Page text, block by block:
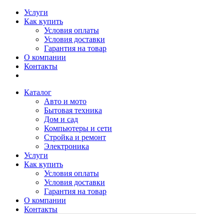
Услуги
Как купить
Условия оплаты
Условия доставки
Гарантия на товар
О компании
Контакты
Каталог
Авто и мото
Бытовая техника
Дом и сад
Компьютеры и сети
Стройка и ремонт
Электроника
Услуги
Как купить
Условия оплаты
Условия доставки
Гарантия на товар
О компании
Контакты